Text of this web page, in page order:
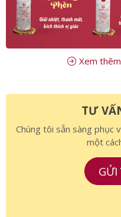
Xem
TƯ
Chúng tôi sẵn sàng phục
một
GỬI